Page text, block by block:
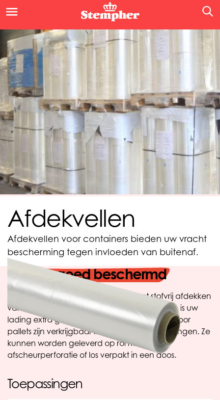
Afdekvellen
Afdekvellen voor containers bieden uw vracht
bescherming tegen invloeden van buitenaf.
Lading goed beschermd
Afdekvellen worden gebruikt voor het stofvrij afdekken
van de bovenzijde van een pallet. Bovendien is uw
lading extra goed beschermd. De topvellen voor
pallets zijn verkrijgbaar in verschillende afmetingen. Ze
kunnen worden geleverd op rol met een
afscheurperforatie of los verpakt in een doos.
Toepassingen